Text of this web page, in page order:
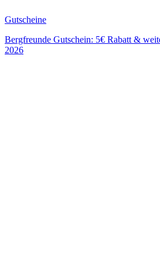
Gutscheine
Bergfreunde Gutschein: 5€ Rabatt &
2026